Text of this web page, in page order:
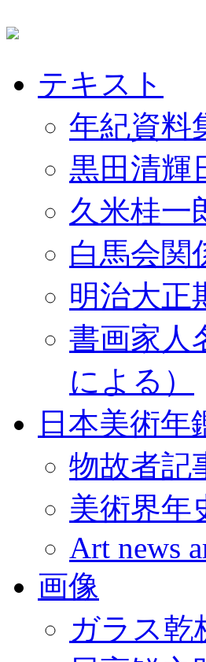
テキスト
年紀資料
黒田清輝
久米桂一
白馬会関
明治大正
書画家人
による）
日本美術年
物故者記
美術界年
Art news
画像
ガラス乾